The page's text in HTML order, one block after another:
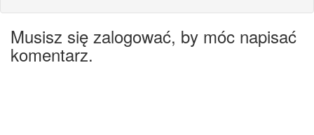
Musisz się zalogować, by móc napisać
komentarz.